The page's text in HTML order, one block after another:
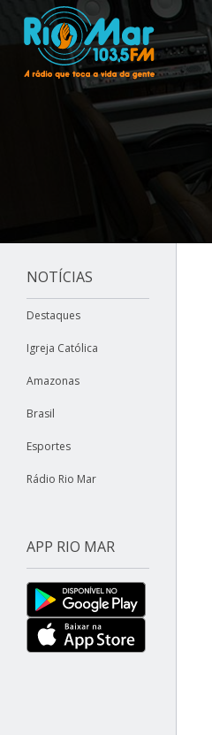
NOTÍCIAS
Destaques
Igreja Católica
Amazonas
Brasil
Esportes
Rádio Rio Mar
APP RIO MAR